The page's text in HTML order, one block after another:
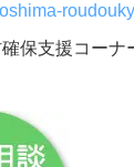
確保支援コー